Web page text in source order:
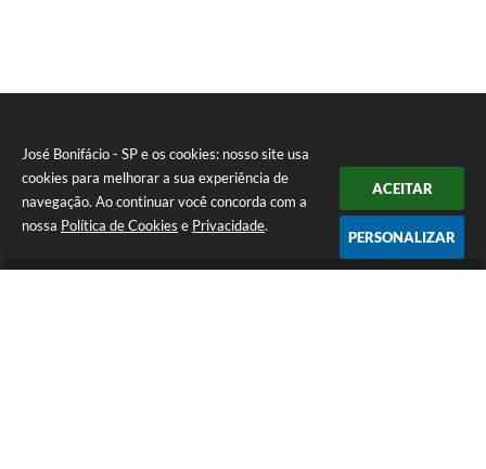
José Bonifácio - SP e os cookies: nosso site usa
cookies para melhorar a sua experiência de
navegação. Ao continuar você concorda com a
nossa Política de Cookies e Privacidade.
ACEITAR
PERSONALIZAR